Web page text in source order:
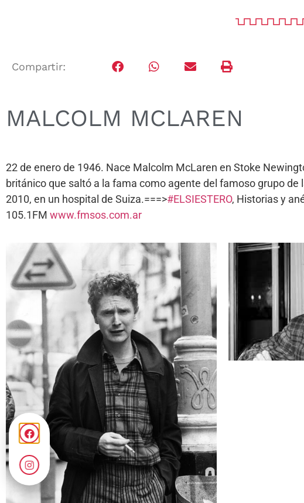
Compartir:
MALCOLM MCLAREN
22 de enero de 1946. Nace Malcolm McLaren en Stoke
británico que saltó a la fama como agente del famoso grupo de
2010, en un hospital de Suiza.===>#ELSIESTERO, Historias y
105.1FM www.fmsos.com.ar